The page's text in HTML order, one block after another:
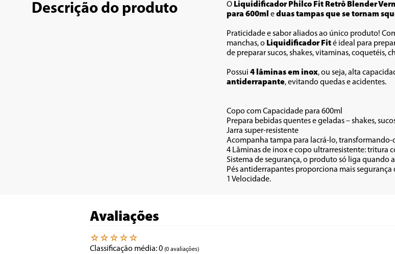
Descrição do produto O Liquidificador Philco Fit Retrô Blender
para 600ml e duas tampas que se tornam
Praticidade e sabor aliados ao único produto!
manchas, o Liquidificador Fit é ideal para
de preparar sucos, shakes, vitaminas, coquetéis,
Possui 4 lâminas em inox, ou seja, alta
antiderrapante, evitando quedas e acidentes.
Copo com Capacidade para 600ml
Prepara bebidas quentes e geladas – shakes,
Jarra super-resistente
Acompanha tampa para lacrá-lo, transformando-
4 Lâminas de inox e copo ultrarresistente: tritura
Sistema de segurança, o produto só liga quando
Pés antiderrapantes proporciona mais segurança
1 Velocidade.
Avaliações
☆ ☆ ☆ ☆ ☆
Classificação média: 0 (0 avaliações)